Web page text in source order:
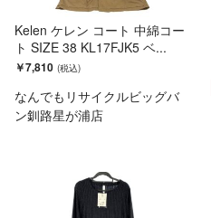
Kelen ケレン コート 中綿コー
ト SIZE 38 KL17FJK5 ベ...
￥7,810
なんでもリサイクルビッグバ
ン釧路星が浦店